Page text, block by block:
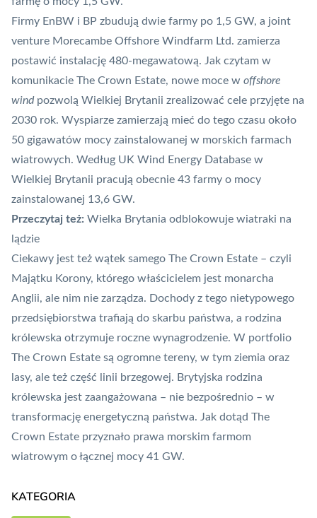
Firmy EnBW i BP zbudują dwie farmy po 1,5 GW, a joint
venture Morecambe Offshore Windfarm Ltd. zamierza
postawić instalację 480-megawatową. Jak czytam w
komunikacie The Crown Estate, nowe moce w offshore
windpozwolą Wielkiej Brytanii zrealizować cele przyjęte na
2030 rok. Wyspiarze zamierzają mieć do tego czasu około
50 gigawatów mocy zainstalowanej w morskich farmach
wiatrowych. Według UK Wind Energy Database w
Wielkiej Brytanii pracują obecnie 43 farmy o mocy
zainstalowanej 13,6 GW.
Przeczytaj też: Wielka Brytania odblokowuje wiatraki na
lądzie
Ciekawy jest też wątek samego The Crown Estate – czyli
Majątku Korony, którego właścicielem jest monarcha
Anglii, ale nim nie zarządza. Dochody z tego nietypowego
przedsiębiorstwa trafiają do skarbu państwa, a rodzina
królewska otrzymuje roczne wynagrodzenie. W portfolio
The Crown Estate są ogromne tereny, w tym ziemia oraz
lasy, ale też część linii brzegowej. Brytyjska rodzina
królewska jest zaangażowana – nie bezpośrednio – w
transformację energetyczną państwa. Jak dotąd The
Crown Estate przyznało prawa morskim farmom
wiatrowym o łącznej mocy 41 GW.
KATEGORIA